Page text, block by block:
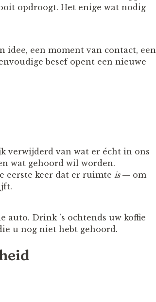
opdroogt. Het enige wat nodig
idee, een moment van contact, een
besef opent een nieuwe
verwijderd van wat er écht in ons
wat gehoord wil worden.
eerste keer dat er ruimte is— om
auto. Drink ’s ochtends uw koffie
u nog niet hebt gehoord.